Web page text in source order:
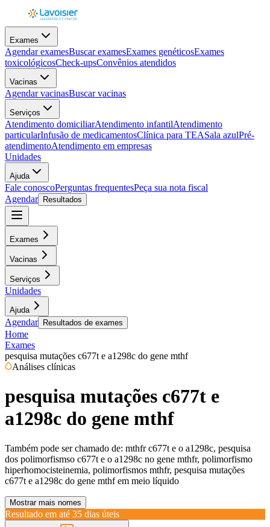
Exames
Agendar examesBuscar examesExames genéticosExames
toxicológicosCheck-upsConvênios atendidos
Vacinas
Agendar vacinasBuscar vacinas
Serviços
Atendimento domiciliarAtendimento infantilAtendimento
particularInfusão de medicamentosClínica para TEASala azulPré-
atendimentoAtendimento em empresas
Unidades
Ajuda
Fale conoscoPerguntas frequentesPeça sua nota fiscal
Agendar
Resultados
Exames
Vacinas
Serviços
Unidades
Ajuda
Agendar Resultados de exames
Home
Exames
pesquisa mutações c677t e a1298c do gene mthf
Análises clínicas
pesquisa mutações c677t e
a1298c do gene mthf
Também pode ser chamado de: mthfr c677t e o a1298c, pesquisa
dos polimorfismso c677t e o a1298c no gene mthfr, polimorfismo
hiperhomocisteinemia, polimorfismos mthfr, pesquisa mutações
c677t e a1298c do gene mthf em meio líquido
Mostrar mais nomes
Resultado em até 35 dias úteis